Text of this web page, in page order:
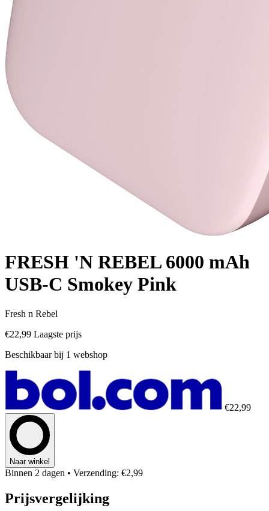
FRESH 'N REBEL 6000 mAh
USB-C Smokey Pink
Fresh n Rebel
€22,99 Laagste prijs
Beschikbaar bij 1 webshop
€22,99
Naar winkel
Binnen 2 dagen • Verzending: €2,99
Prijsvergelijking